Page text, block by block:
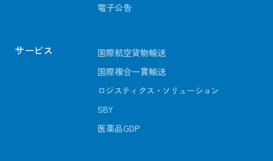
電子公告
サービス
国際航空貨物輸送
国際複合一貫輸送
ロジスティクス・ソリューション
SBY
医薬品GDP